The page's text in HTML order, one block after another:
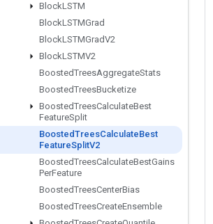
BlockLSTM
BlockLSTMGrad
BlockLSTMGradV2
BlockLSTMV2
BoostedTreesAggregateStats
BoostedTreesBucketize
BoostedTreesCalculateBest
FeatureSplit
BoostedTreesCalculateBest
FeatureSplitV2
BoostedTreesCalculateBestGains
PerFeature
BoostedTreesCenterBias
BoostedTreesCreateEnsemble